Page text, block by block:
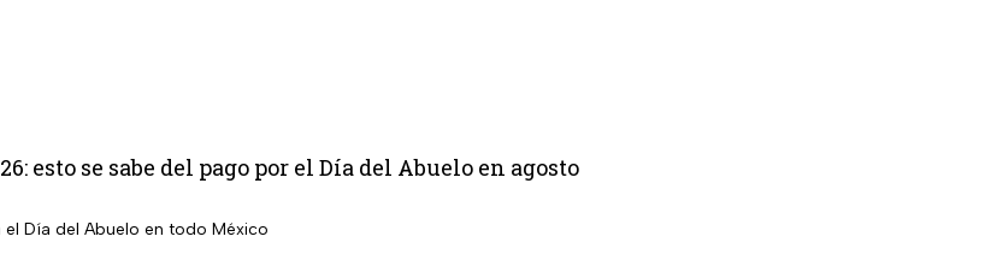
esto se sabe del pago por el Día del Abuelo en agosto
Día del Abuelo en todo México